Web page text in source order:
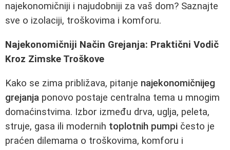
najekonomičniji i najudobniji za vaš dom? Saznajte
sve o izolaciji, troškovima i komforu.
Najekonomičniji Način Grejanja: Praktični Vodič
Kroz Zimske Troškove
Kako se zima približava, pitanje najekonomičnijeg
grejanja ponovo postaje centralna tema u mnogim
domaćinstvima. Izbor između drva, uglja, peleta,
struje, gasa ili modernih toplotnih pumpi često je
praćen dilemama o troškovima, komforu i